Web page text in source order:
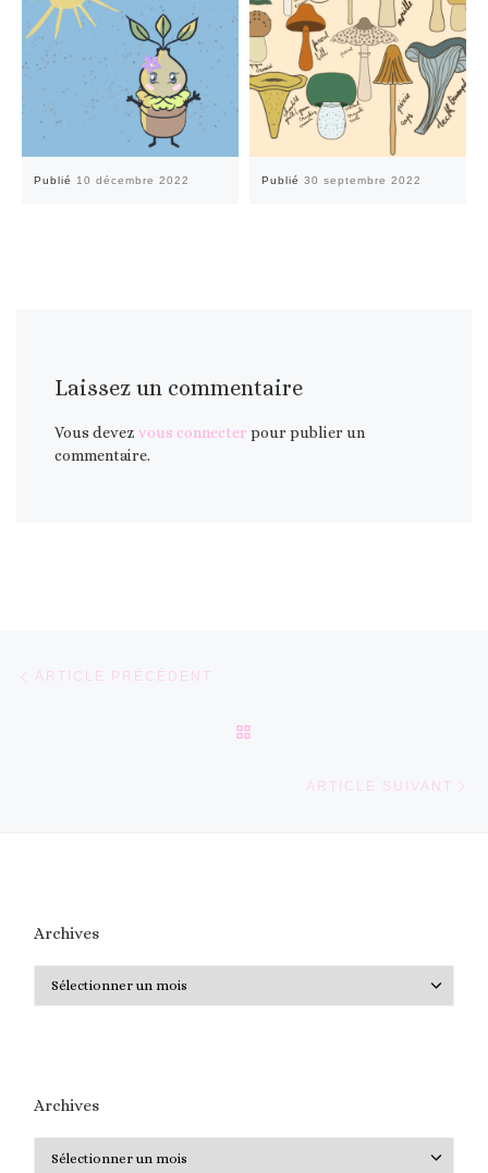
Publié 10 décembre 2022 Publié 30 septembre 2022
Laissez un commentaire
Vous devezvous connecter pour publier un
commentaire.
Parcourir les articles
ARTICLE PRÉCÉDENT
ARTICLE SUIVANT
Archives
Archives